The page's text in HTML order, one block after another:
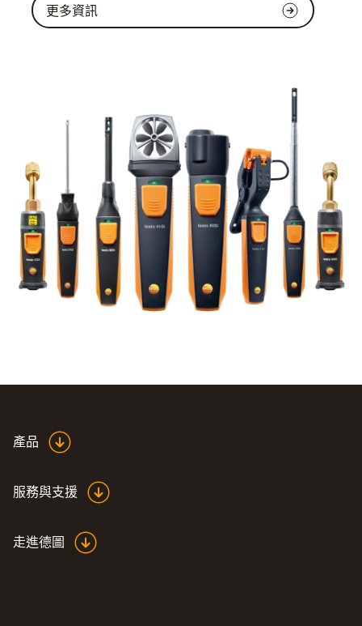
更多資訊
產品
服務與支援
走進德圖